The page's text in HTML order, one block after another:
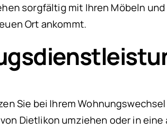
sorgfältig mit Ihren Möbeln
Ort ankommt.
Sie bei Ihrem
Dietlikon umziehen oder in